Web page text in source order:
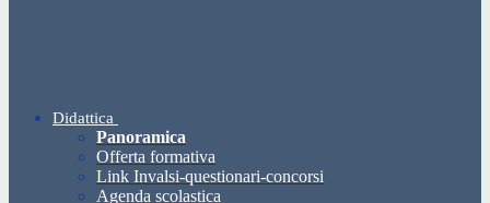
Didattica
Panoramica
Offerta formativa
Link Invalsi-questionari-concorsi
Agenda scolastica